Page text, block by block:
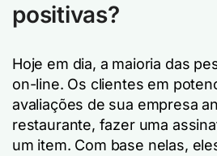
positivas?
Hoje em dia, a maioria das
on-line. Os clientes em
avaliações de sua empresa
restaurante, fazer uma
um item. Com base nelas,